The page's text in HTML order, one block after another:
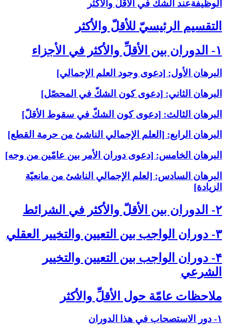
الوظيفةعند الشكّ في الأقلّ والأكثر
التقسيم الرئيسيّ للأقلّ والأكثر
۱- الدوران بين الأقلِّ والأكثر في الأجزاء
البرهان الأول: [دعوى وجود العلم الإجمالي‏]
البرهان الثاني: [دعوى كون الشكّ في المحصّل‏]
البرهان الثالث: [دعوى كون الشكّ في سقوط الأقلّ‏]
البرهان الرابع: [العلم الإجمالي الناشئ من حرمة القطع‏]
البرهان الخامس: [دعوى دوران الأمر بين عامّين من وجه‏]
البرهان السادس: [لعلم الإجمالي الناشئ من مانعيّة
الزيادة]
۲- الدوران بين الأقلّ والأكثر في الشرائط
۳- دوران الواجب بين التعيين والتخيير العقلي‏
۴- دوران الواجب بين التعيين والتخيير
الشرعي‏
ملاحظات عامّة حول الأقلِّ والأكثر
۱- دور الاستصحاب في هذا الدوران